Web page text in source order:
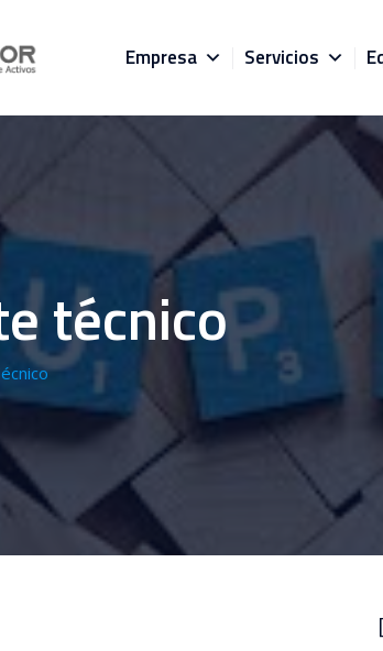
Empresa Servicios
técnico